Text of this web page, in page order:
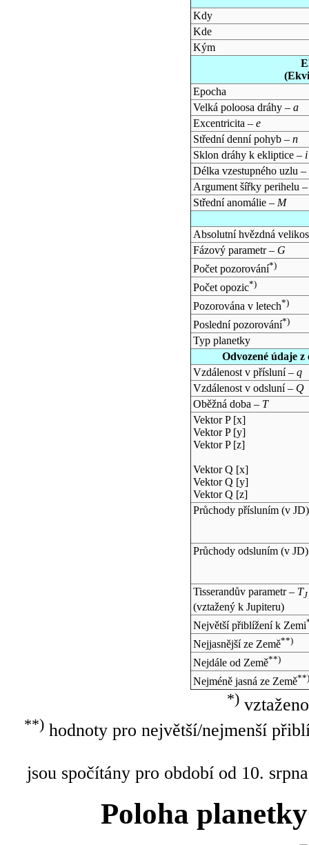
Kdy
Kde
Kým
Epocha
Velká poloosa dráhy – a
Excentricita – e
Střední denní pohyb – n
Sklon dráhy k ekliptice – i
Délka vzestupného uzlu –
Argument šířky perihelu
Střední anomálie – M
Absolutní hvězdná
Fázový parametr – G
Počet pozorování*)
Počet opozic*)
Pozorována v letech*)
Poslední pozorování*)
Typ planetky
Odvozené údaje
Vzdálenost v přísluní – q
Vzdálenost v odsluní – Q
Oběžná doba – T
Vektor P [x]
Vektor P [y]
Vektor P [z]
Vektor Q [x]
Vektor Q [y]
Vektor Q [z]
Průchody přísluním (v JD)
Průchody odsluním (v JD)
Tisserandův parametr – TJ
(vztažený k Jupiteru)
Největší přiblížení k Zemi
Nejjasnější ze Země**)
Nejdále od Země**)
Nejméně jasná ze Země**)
*)
**)hodnoty pro největší/nejmenší
jsou spočítány pro období od 10.
Poloha